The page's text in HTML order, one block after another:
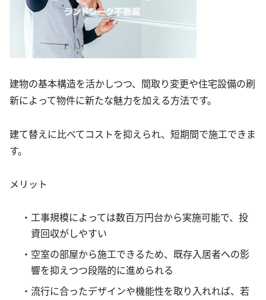
建物の基本構造を活かしつつ、間取り変更や住宅設備の刷
新によって物件に新たな魅力を加える方法です。
建て替えに比べてコストを抑えられ、短期間で施工できま
す。
メリット
工事規模によっては数百万円台から実施可能で、投
資回収がしやすい
空室の部屋から施工できるため、既存入居者への影
響を抑えつつ段階的に進められる
流行に合ったデザインや機能性を取り入れれば、若